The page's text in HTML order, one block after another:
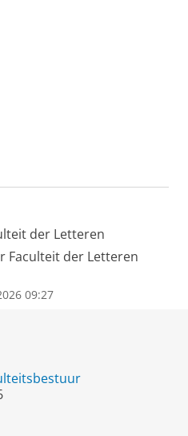
der Letteren
Faculteit der Letteren
09:27